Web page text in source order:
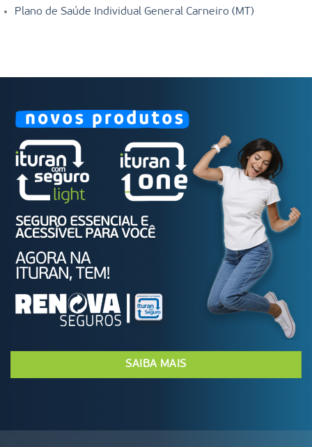
Plano de Saúde Individual General Carneiro (MT)
SAIBA MAIS